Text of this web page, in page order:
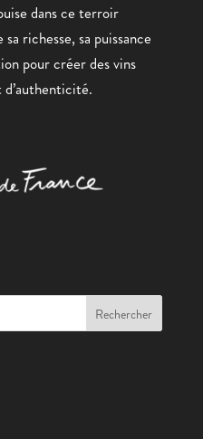
dans ce terroir
richesse, sa puissance
pour créer des vins
d’authenticité.